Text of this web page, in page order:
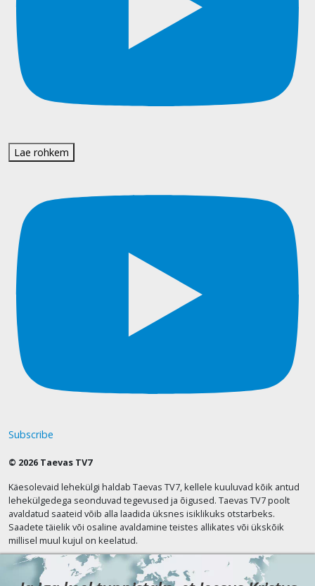
Lae rohkem
Subscribe
© 2026 Taevas TV7
Käesolevaid lehekülgi haldab Taevas TV7, kellele kuuluvad kõik antud
lehekülgedega seonduvad tegevused ja õigused. Taevas TV7 poolt
avaldatud saateid võib alla laadida üksnes isiklikuks otstarbeks.
Saadete täielik või osaline avaldamine teistes allikates või ükskõik
millisel muul kujul on keelatud.